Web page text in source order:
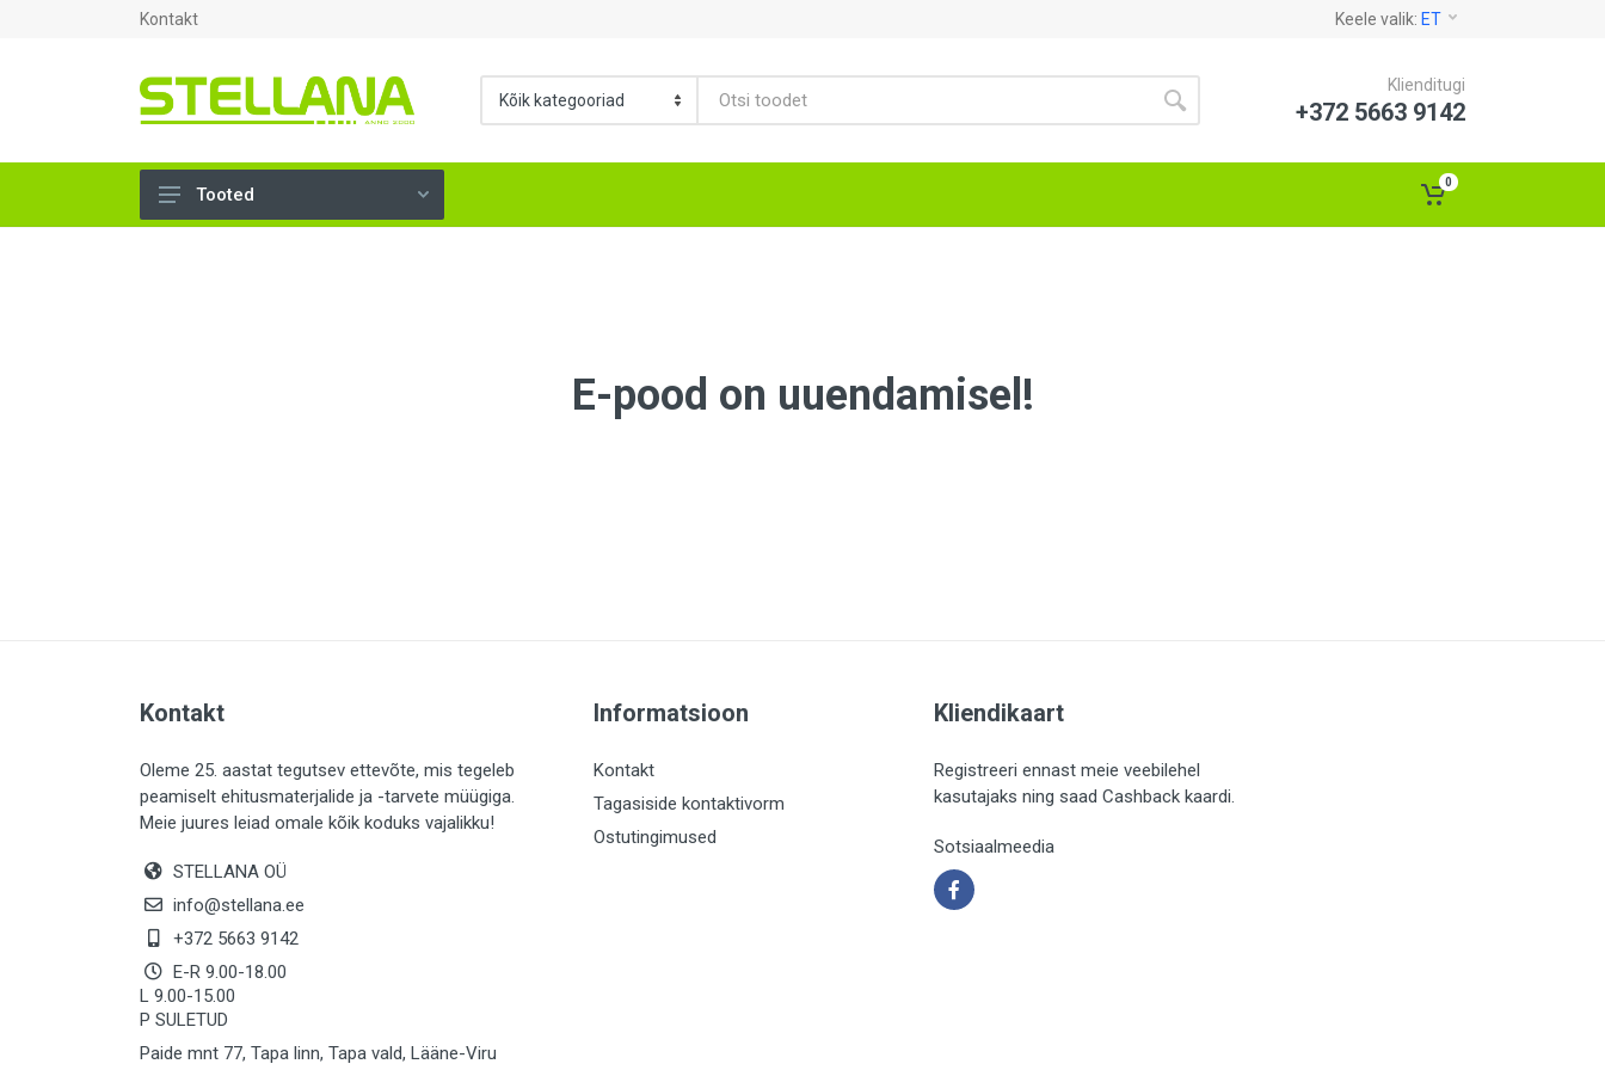
Kontakt Keele valik: ET
Klienditugi
+372 5663 9142
LIISTUD (184)
KIVID (31)
KATTED (134)
MAALRITARBED (1029)
SOOJUSTUS (15)
KEEMIA (221)
TÖÖRIIDED (117)
SAUN (8)
Tooted
0
E-pood on uuendamisel!
Kontakt
Oleme 25. aastat tegutsev ettevõte, mis tegeleb
peamiselt ehitusmaterjalide ja -tarvete müügiga.
Meie juures leiad omale kõik koduks vajalikku!
STELLANA OÜ
info@stellana.ee
+372 5663 9142
E-R 9.00-18.00
L 9.00-15.00
P SULETUD
Paide mnt 77, Tapa linn, Tapa vald, Lääne-Viru
Informatsioon
Kontakt
Tagasiside kontaktivorm
Ostutingimused
Kliendikaart
Registreeri ennast meie veebilehel
kasutajaks ning saad Cashback kaardi.
Sotsiaalmeedia